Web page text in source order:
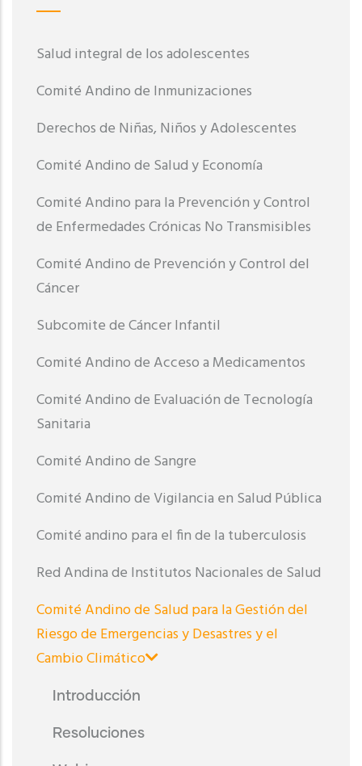
Salud integral de los adolescentes
Comité Andino de Inmunizaciones
Derechos de Niñas, Niños y Adolescentes
Comité Andino de Salud y Economía
Comité Andino para la Prevención y Control
de Enfermedades Crónicas No Transmisibles
Comité Andino de Prevención y Control del
Cáncer
Subcomite de Cáncer Infantil
Comité Andino de Acceso a Medicamentos
Comité Andino de Evaluación de Tecnología
Sanitaria
Comité Andino de Sangre
Comité Andino de Vigilancia en Salud Pública
Comité andino para el fin de la tuberculosis
Red Andina de Institutos Nacionales de Salud
Comité Andino de Salud para la Gestión del
Riesgo de Emergencias y Desastres y el
Cambio Climático
Introducción
Resoluciones